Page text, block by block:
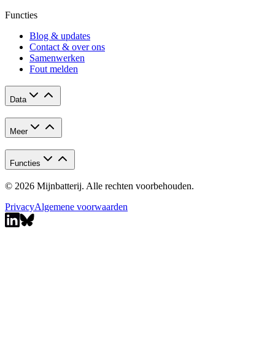
Functies
Blog & updates
Contact & over ons
Samenwerken
Fout melden
Data
Meer
Functies
© 2026 Mijnbatterij. Alle rechten voorbehouden.
PrivacyAlgemene voorwaarden